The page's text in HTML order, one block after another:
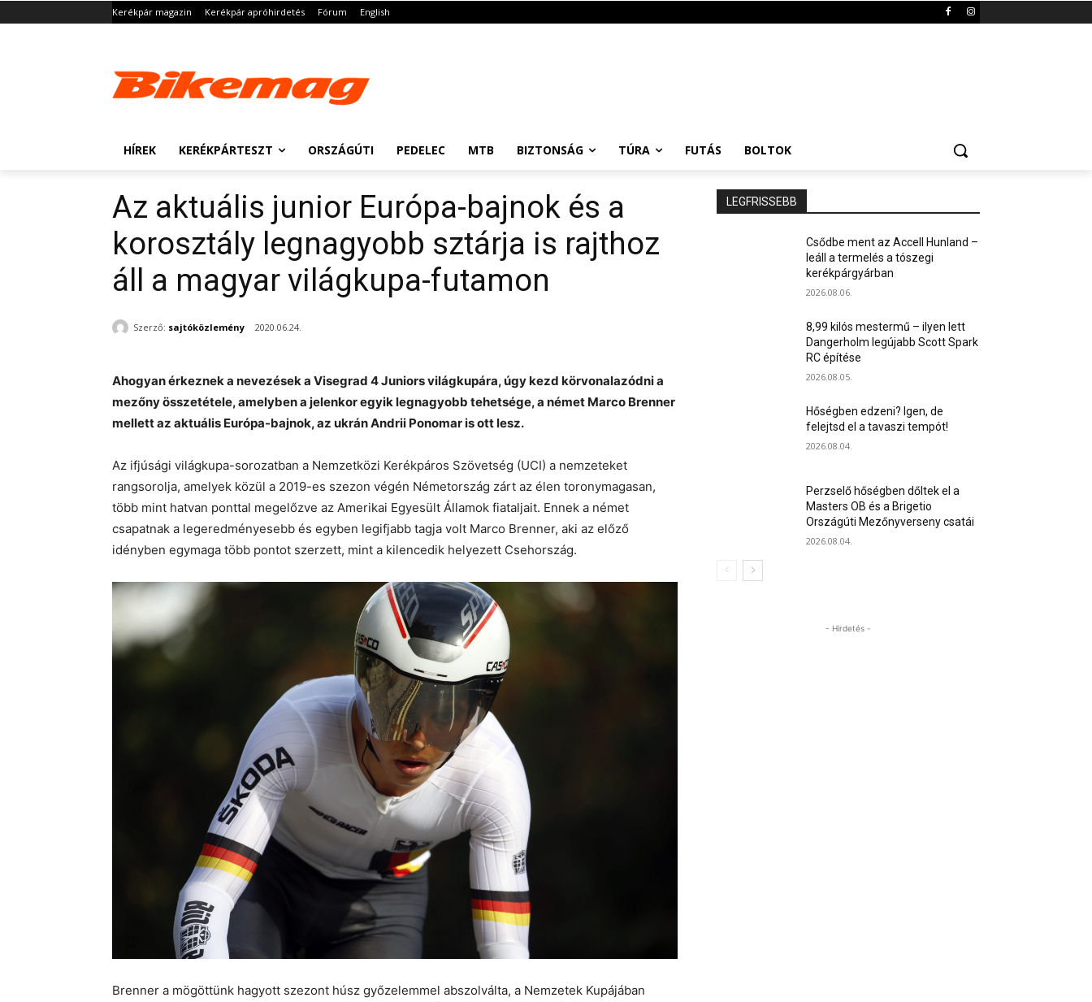
Kerékpár magazin Kerékpár apróhirdetés Fórum English
HÍREK KERÉKPÁRTESZT ORSZÁGÚTI PEDELEC MTB BIZTONSÁG TÚRA FUTÁS BOLTOK
Az aktuális junior Európa-bajnok és a
korosztály legnagyobb sztárja is rajthoz
áll a magyar világkupa-futamon
Szerző: sajtóközlemény 2020.06.24.
Ahogyan érkeznek a nevezések a Visegrad 4 Juniors világkupára, úgy kezd körvonalazódni a
mezőny összetétele, amelyben a jelenkor egyik legnagyobb tehetsége, a német Marco Brenner
mellett az aktuális Európa-bajnok, az ukrán Andrii Ponomar is ott lesz.
Az ifjúsági világkupa-sorozatban a Nemzetközi Kerékpáros Szövetség (UCI) a nemzeteket
rangsorolja, amelyek közül a 2019-es szezon végén Németország zárt az élen toronymagasan,
több mint hatvan ponttal megelőzve az Amerikai Egyesült Államok fiataljait. Ennek a német
csapatnak a legeredményesebb és egyben legifjabb tagja volt Marco Brenner, aki az előző
idényben egymaga több pontot szerzett, mint a kilencedik helyezett Csehország.
Brenner a mögöttünk hagyott szezont húsz győzelemmel abszolválta, a Nemzetek Kupájában
LEGFRISSEBB
Csődbe ment az Accell Hunland –
leáll a termelés a tószegi
kerékpárgyárban
2026.08.06.
8,99 kilós mestermű – ilyen lett
Dangerholm legújabb Scott Spark
RC építése
2026.08.05.
Hőségben edzeni? Igen, de
felejtsd el a tavaszi tempót!
2026.08.04.
Perzselő hőségben dőltek el a
Masters OB és a Brigetio
Országúti Mezőnyverseny csatái
2026.08.04.
- Hirdetés -